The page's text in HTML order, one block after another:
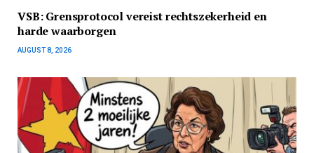
VSB: Grensprotocol vereist rechtszekerheid en
harde waarborgen
AUGUST 8, 2026